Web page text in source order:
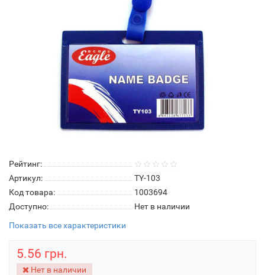
Рейтинг:
Артикул:
TY-103
Код товара:
1003694
Доступно:
Нет в наличии
Показать все характеристики
5.56 грн.
Нет в наличии